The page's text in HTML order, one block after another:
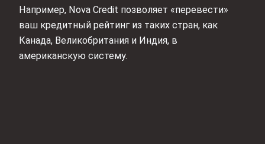
Например, Nova Credit позволяет «перевести»
ваш кредитный рейтинг из таких стран, как
Канада, Великобритания и Индия, в
американскую систему.